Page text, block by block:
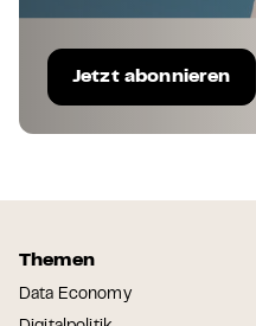
Jetzt abonnieren
Themen
Data Economy